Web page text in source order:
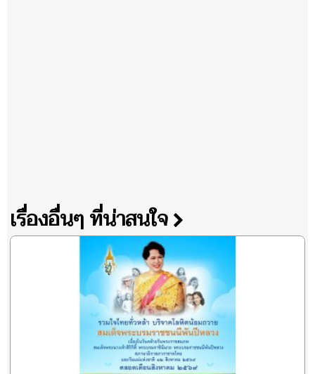
เรื่องอื่นๆ ที่น่าสนใจ